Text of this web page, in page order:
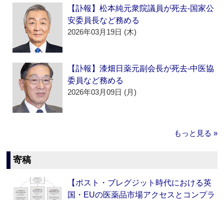
【訃報】松本純元衆院議員が死去‐国家公
安委員長など務める
2026年03月19日 (木)
【訃報】漆畑日薬元副会長が死去‐中医協
委員など務める
2026年03月09日 (月)
もっと見る »
寄稿
【ポスト・ブレグジット時代における英
国・EUの医薬品市場アクセスとコンプラ